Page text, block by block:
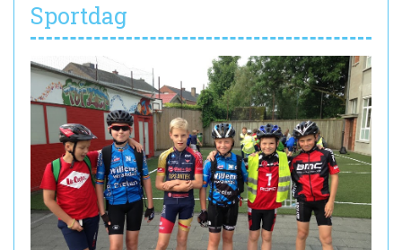
Sportdag